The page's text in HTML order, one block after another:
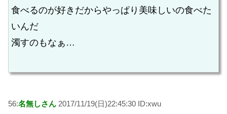
食べるのが好きだからやっぱり美味しいの食べた
いんだ
濁すのもなぁ…
56:名無しさん 2017/11/19(日)22:45:30 ID:xwu